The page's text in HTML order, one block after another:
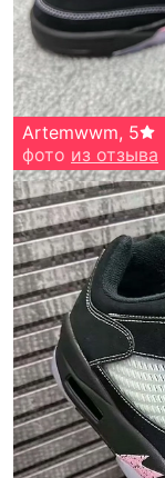
Artemwwm, 5
фото из отзыва